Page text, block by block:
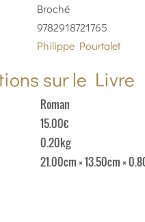
Broché
9782918721765
Philippe Pourtalet
sur le Livre
Roman
15.00€
0.20kg
21.00cm × 13.50cm ×